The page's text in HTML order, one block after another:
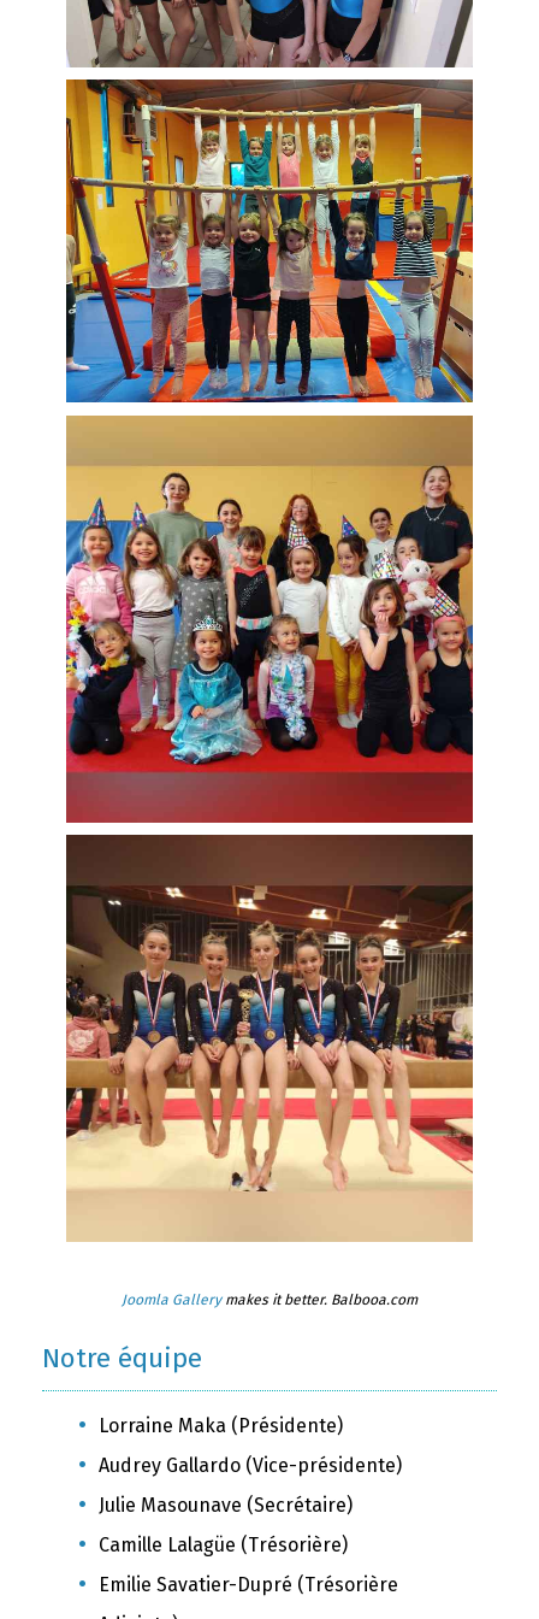
Joomla Gallerymakes it better. Balbooa.com
Notre équipe
Lorraine Maka (Présidente)
Audrey Gallardo (Vice-présidente)
Julie Masounave (Secrétaire)
Camille Lalagüe (Trésorière)
Emilie Savatier-Dupré (Trésorière